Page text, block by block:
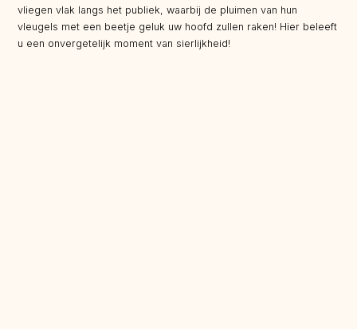
vliegen vlak langs het publiek, waarbij de pluimen van hun
vleugels met een beetje geluk uw hoofd zullen raken! Hier beleeft
u een onvergetelijk moment van sierlijkheid!